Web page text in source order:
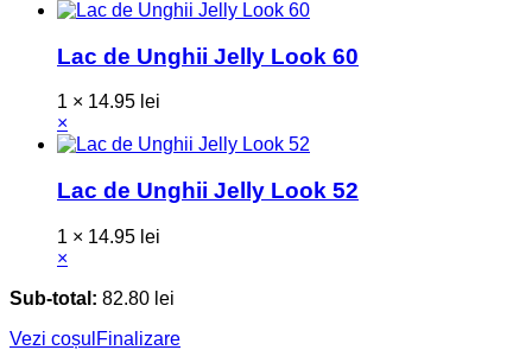
Lac de Unghii Jelly Look 60
1 × 14.95 lei
×
Lac de Unghii Jelly Look 52
1 × 14.95 lei
×
Sub-total: 82.80 lei
Vezi coșul Finalizare